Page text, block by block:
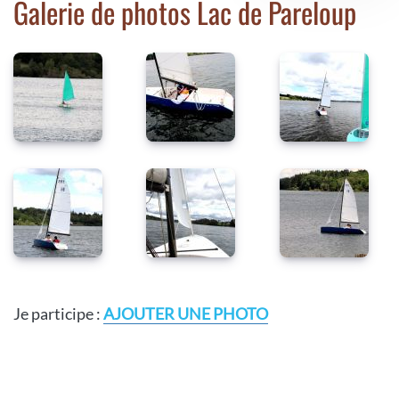
Galerie de photos Lac de Pareloup
Je participe :AJOUTER UNE PHOTO